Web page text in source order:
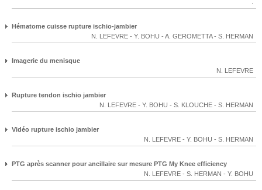
Hématome cuisse rupture ischio-jambier
N. LEFEVRE - Y. BOHU - A. GEROMETTA- S. HERMAN
Imagerie du menisque
N. LEFEVRE
Rupture tendon ischio jambier
N. LEFEVRE - Y. BOHU - S. KLOUCHE - S. HERMAN
Vidéo rupture ischio jambier
N. LEFEVRE - Y. BOHU - S. HERMAN
PTG après scanner pour ancillaire sur mesure PTG My Knee efficiency
N. LEFEVRE - S. HERMAN - Y. BOHU